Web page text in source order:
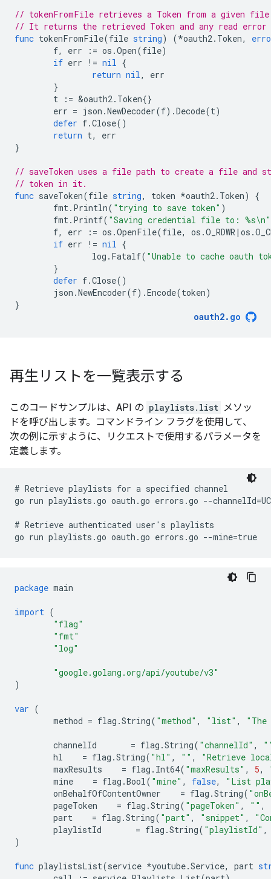
// tokenFromFile retrieves a Token from a given
// It returns the retrieved Token and any read error
func tokenFromFile(file string) (*oauth2. Token,
f, err := os .Open(file)
if err != nil {
return nil,
err
}
t
:= &oauth2. Token{}
err = json .NewDecoder(f).Decode(t)
defer f.Close()
return t,
err
}
// saveToken uses a file path to create a file and
// token in it.
func saveToken(file string, token *oauth2. Token)
{
fmt. Println( "trying to save token" )
fmt. Printf( "Saving credential file to: %s\n"
f, err := os .OpenFile(file, os .O_RDWR | os .
if err != nil {
log . Fatalf( "Unable to cache oauth
}
defer f.Close()
json .NewEncoder(f).Encode(token)
}
oauth2. go
再生リストを一覧表示する
このコードサンプルは、API の playlists.list メソッ
ドを呼び出します。コマンドライン フラグを使用して、
次の例に示すように、リクエストで使用するパラメータを
定義します。
# Retrieve playlists for a specified channel
go run playlists.go oauth.go errors.go --
# Retrieve authenticated user's playlists
go run playlists.go oauth.go errors.go --mine=true
package main
import (
"flag"
"fmt"
"log"
"google.golang.org/api/youtube/v3"
)
var (
method = flag .String( "method" , "list" ,
channelId = flag .String( "channelId" ,
hl
= flag .String( "hl" , "" ,
"Retrieve
maxResults
= flag . Int64( "maxResults" , 5,
mine
= flag .Bool( "mine" , false,
"List
onBehalfOfContentOwner
= flag .String(
pageToken
= flag .String( "pageToken" , "" ,
part
= flag .String( "part" , "snippet" ,
playlistId
= flag .String( "playlistId" ,
)
func playlistsList(service *youtube.Service, part